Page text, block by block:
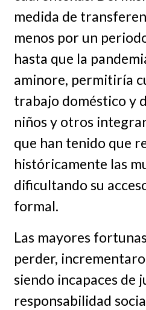
medida de
menos por un
hasta que la
aminore, permitiría
trabajo doméstico y
niños y otros
que han tenido que
históricamente las
dificultando su
formal.
Las mayores
perder,
siendo incapaces de
responsabilidad